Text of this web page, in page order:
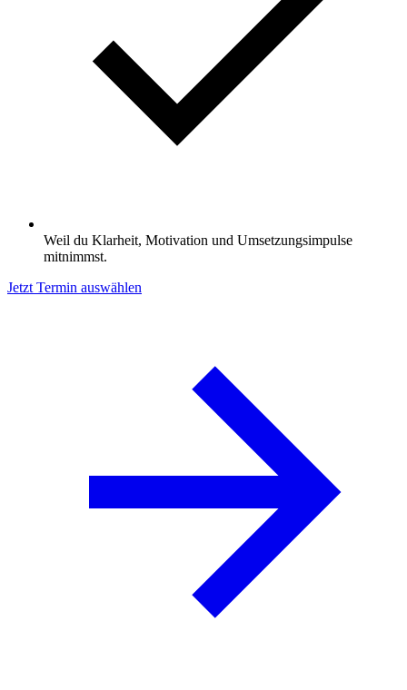
Weil du Klarheit, Motivation und Umsetzungsimpulse
mitnimmst.
Jetzt Termin auswählen